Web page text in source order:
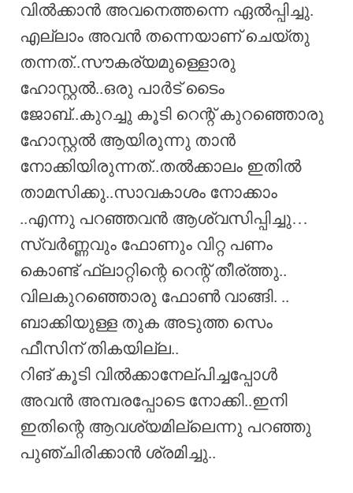
വിൽക്കാൻ അവനെത്തന്നെ ഏൽപ്പിച്ചു.
എല്ലാം അവൻ തന്നെയാണ് ചെയ്തു
തന്നത്..സൗകര്യമുള്ളൊരു
ഹോസ്റ്റൽ..ഒരു പാർട് ടൈം
ജോബ്..കുറച്ചു കൂടി റെന്റ് കുറഞ്ഞൊരു
ഹോസ്റ്റൽ ആയിരുന്നു താൻ
നോക്കിയിരുന്നത്..തൽക്കാലം ഇതിൽ
താമസിക്കു..സാവകാശം നോക്കാം
..എന്നു പറഞ്ഞവൻ ആശ്വസിപ്പിച്ചു…
സ്വർണ്ണവും ഫോണും വിറ്റ പണം
കൊണ്ട് ഫ്ലാറ്റിന്റെ റെന്റ് തീര്ത്തു..
വിലകുറഞ്ഞൊരു ഫോൺ വാങ്ങി. ..
ബാക്കിയുള്ള തുക അടുത്ത സെം
ഫീസിന് തികയില്ല..
റിങ് കൂടി വിൽക്കാനേല്പിച്ചപ്പോൾ
അവൻ അമ്പരപ്പോടെ നോക്കി..ഇനി
ഇതിന്റെ ആവശ്യമില്ലെന്നു പറഞ്ഞു
പുഞ്ചിരിക്കാൻ ശ്രമിച്ചു..